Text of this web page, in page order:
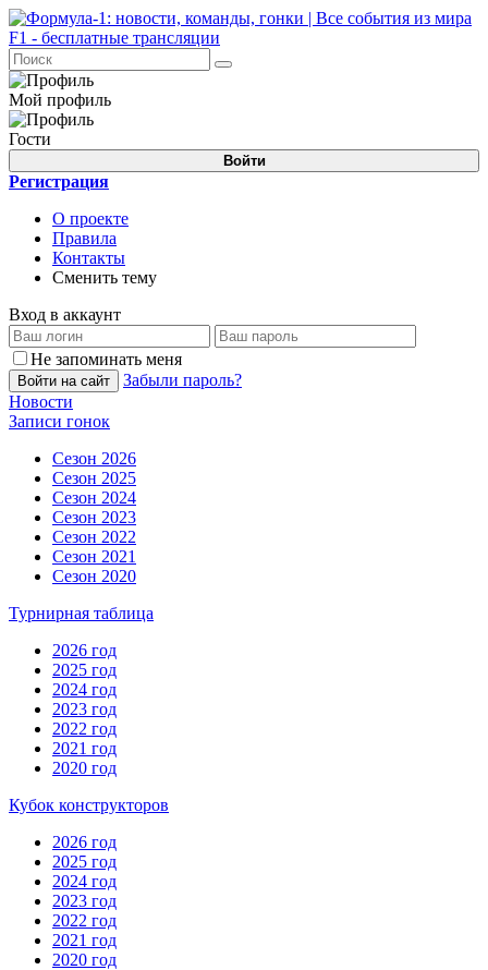
Мой профиль
Гости
Войти
Регистрация
О проекте
Правила
Контакты
Сменить тему
Вход в аккаунт
Не запоминать меня
Войти на сайт
Забыли пароль?
Новости
Записи гонок
Сезон 2026
Сезон 2025
Сезон 2024
Сезон 2023
Сезон 2022
Сезон 2021
Сезон 2020
Турнирная таблица
2026 год
2025 год
2024 год
2023 год
2022 год
2021 год
2020 год
Кубок конструкторов
2026 год
2025 год
2024 год
2023 год
2022 год
2021 год
2020 год